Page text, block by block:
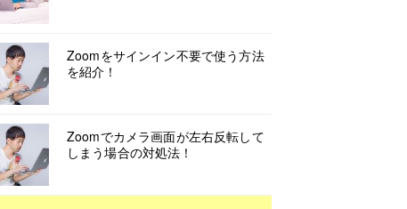
Zoomをサインイン不要で使う方法
を紹介！
Zoomでカメラ画面が左右反転して
しまう場合の対処法！